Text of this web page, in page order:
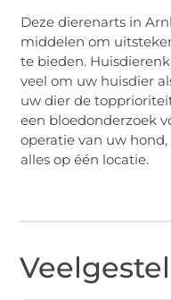
Deze dierenarts in
middelen om
te bieden.
veel om uw huisdier
uw dier de
een bloedonderzoek
operatie van uw
alles op één locatie.